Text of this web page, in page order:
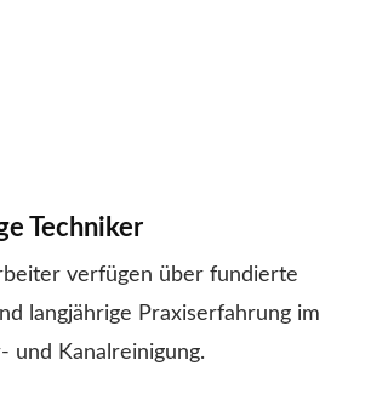
Techniker
verfügen über fundierte
langjährige Praxiserfahrung im
und Kanalreinigung.